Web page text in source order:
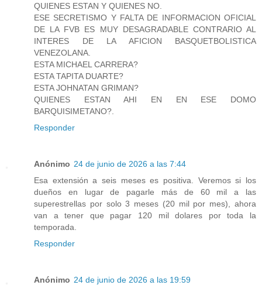
QUIENES ESTAN Y QUIENES NO.
ESE SECRETISMO Y FALTA DE INFORMACION OFICIAL
DE LA FVB ES MUY DESAGRADABLE CONTRARIO AL
INTERES DE LA AFICION BASQUETBOLISTICA
VENEZOLANA.
ESTA MICHAEL CARRERA?
ESTA TAPITA DUARTE?
ESTA JOHNATAN GRIMAN?
QUIENES ESTAN AHI EN EN ESE DOMO
BARQUISIMETANO?.
Responder
Anónimo 24 de junio de 2026 a las 7:44
Esa extensión a seis meses es positiva. Veremos si los
dueños en lugar de pagarle más de 60 mil a las
superestrellas por solo 3 meses (20 mil por mes), ahora
van a tener que pagar 120 mil dolares por toda la
temporada.
Responder
Anónimo 24 de junio de 2026 a las 19:59